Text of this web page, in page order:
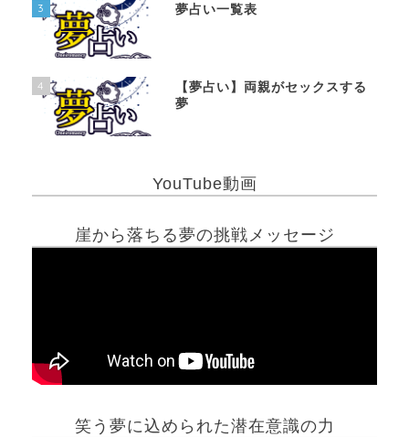
3 夢占い一覧表
4
【夢占い】両親がセックスする
夢
YouTube動画
崖から落ちる夢の挑戦メッセージ
笑う夢に込められた潜在意識の力